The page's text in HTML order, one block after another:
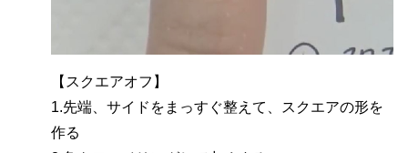
【スクエアオフ】
1.先端、サイドをまっすぐ整えて、スクエアの形を
作る